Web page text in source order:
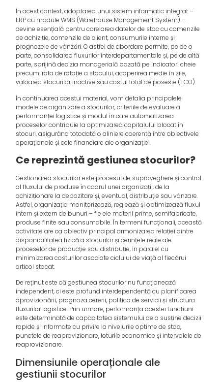
În acest context, adoptarea unui sistem informatic integrat –
ERP cu module WMS (Warehouse Management System) –
devine esențială pentru corelarea datelor de stoc cu comenzile
de achiziție, comenzile de client, consumurile interne și
prognozele de vânzări. O astfel de abordare permite, pe de o
parte, consolidarea fluxurilor interdepartamentale și, pe de altă
parte, sprijină decizia managerială bazată pe indicatori cheie
precum: rata de rotație a stocului, acoperirea medie în zile,
valoarea stocurilor inactive sau costul total de posesie (TCO).
În continuarea acestui material, vom detalia principalele
modele de organizare a stocurilor, criteriile de evaluare a
performanței logistice și modul în care automatizarea
proceselor contribuie la optimizarea capitalului blocat în
stocuri, asigurând totodată o aliniere coerentă între obiectivele
operaționale și cele financiare ale organizației.
Ce reprezintă gestiunea stocurilor?
Gestionarea stocurilor este procesul de supraveghere și control
al fluxului de produse în cadrul unei organizații, de la
achiziționare la depozitare și, eventual, distribuție sau vânzare.
Astfel, organizația monitorizează, reglează și optimizează fluxul
intern și extern de bunuri – fie ele materii prime, semifabricate,
produse finite sau consumabile. În termeni funcționali, această
activitate are ca obiectiv principal armonizarea relației dintre
disponibilitatea fizică a stocurilor și cerințele reale ale
proceselor de producție sau distribuție, în paralel cu
minimizarea costurilor asociate ciclului de viață al fiecărui
articol stocat.
De reținut este că gestiunea stocurilor nu funcționează
independent, ci este profund interdependentă cu planificarea
aprovizionării, prognoza cererii, politica de servicii și structura
fluxurilor logistice. Prin urmare, performanța acestei funcțiuni
este determinată de capacitatea sistemului de a susține decizii
rapide și informate cu privire la nivelurile optime de stoc,
punctele de reaprovizionare, loturile economice și intervalele de
reaprovizionare.
Dimensiunile operaționale ale
gestiunii stocurilor